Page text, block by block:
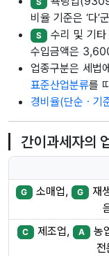
비율 기준은 ‘다’
S 수리 및 기타
수입금액은
업종구분은 세법
표준산업분류를
경비율(단순ㆍ기
간이과세자의
G 소매업, G 재
C 제조업, A 농
전